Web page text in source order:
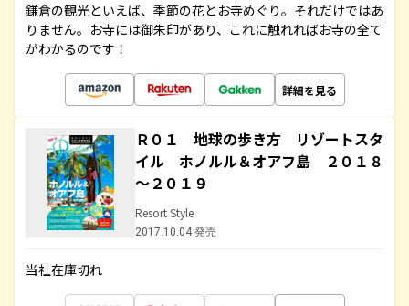
鎌倉の観光といえば、季節の花とお寺めぐり。それだけではあ
りません。お寺には御朱印があり、これに触れればお寺の全て
がわかるのです！
詳細を見る
Ｒ０１ 地球の歩き方 リゾートスタ
イル ホノルル＆オアフ島 ２０１８
～２０１９
Resort Style
2017.10.04 発売
当社在庫切れ